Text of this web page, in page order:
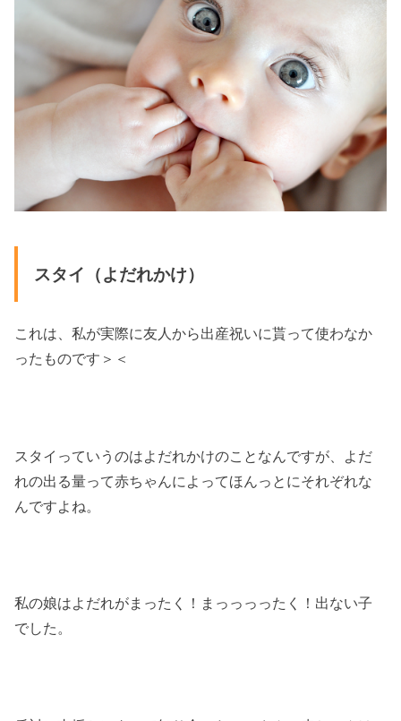
スタイ（よだれかけ）
これは、私が実際に友人から出産祝いに貰って使わなか
ったものです＞＜
スタイっていうのはよだれかけのことなんですが、よだ
れの出る量って赤ちゃんによってほんっとにそれぞれな
んですよね。
私の娘はよだれがまったく！まっっっったく！出ない子
でした。